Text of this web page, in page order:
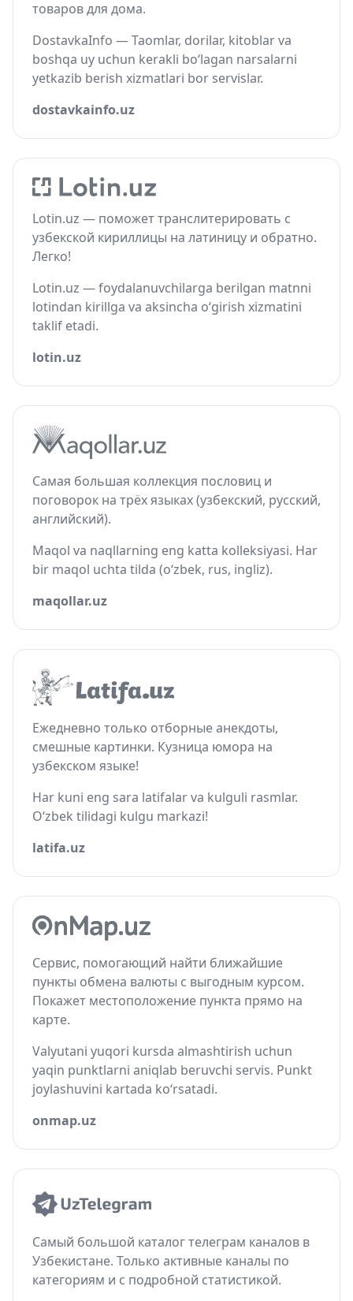
товаров для дома.
DostavkaInfo — Taomlar, dorilar, kitoblar va
boshqa uy uchun kerakli bo‘lagan narsalarni
yetkazib berish xizmatlari bor servislar.
dostavkainfo.uz
Lotin.uz — поможет транслитерировать с
узбекской кириллицы на латиницу и обратно.
Легко!
Lotin.uz — foydalanuvchilarga berilgan matnni
lotindan kirillga va aksincha o‘girish xizmatini
taklif etadi.
lotin.uz
Самая большая коллекция пословиц и
поговорок на трёх языках (узбекский, русский,
английский).
Maqol va naqllarning eng katta kolleksiyasi. Har
bir maqol uchta tilda (o‘zbek, rus, ingliz).
maqollar.uz
Ежедневно только отборные анекдоты,
смешные картинки. Кузница юмора на
узбекском языке!
Har kuni eng sara latifalar va kulguli rasmlar.
O‘zbek tilidagi kulgu markazi!
latifa.uz
Сервис, помогающий найти ближайшие
пункты обмена валюты с выгодным курсом.
Покажет местоположение пункта прямо на
карте.
Valyutani yuqori kursda almashtirish uchun
yaqin punktlarni aniqlab beruvchi servis. Punkt
joylashuvini kartada ko‘rsatadi.
onmap.uz
Самый большой каталог телеграм каналов в
Узбекистане. Только активные каналы по
категориям и с подробной статистикой.